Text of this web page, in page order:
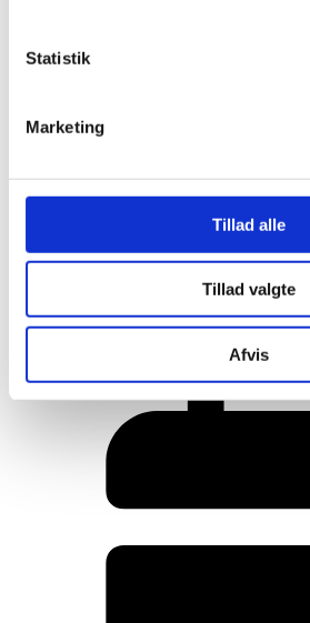
Statistik
Marketing
Tillad alle
Tillad valgte
Afvis
Her er alle vinderne fra
Rainbow Awards